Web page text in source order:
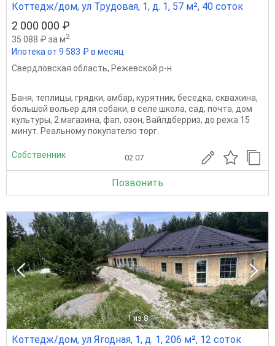
Коттедж/дом, ул Трудовая, 1, д. 1, 57 м², 40 соток
2 000 000 ₽
35 088 ₽ за м2
Ипотека от 9 583 ₽ в месяц
Свердловская область, Режевской р-н
Баня, теплицы, грядки, амбар, курятник, беседка, скважина,
большой вольер для собаки, в селе школа, сад, почта, дом
культуры, 2 магазина, фап, озон, Вайлдберриз, до режа 15
минут. Реальному покупателю торг.
Собственник 02.07
Позвонить
1 из 8
Коттедж/дом, ул Ягодная, 1, д. 1, 206 м², 12 соток